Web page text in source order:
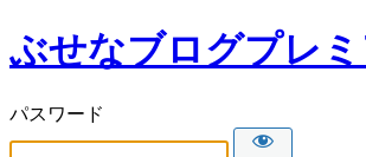
ぶせなブログプレ
パスワード